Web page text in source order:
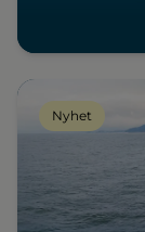
Nyhet